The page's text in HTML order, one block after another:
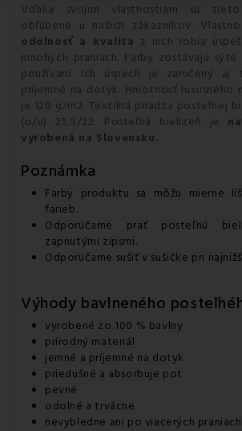
Vďaka svojim vlastnostiam sú
obľúbené u našich zákazníkov.
odolnosť a kvalita z nich robia
mnohých praniach. Farby zostávajú
používaní. Ich úspech je zaručený aj
príjemné na dotyk. Hmotnosť luxusného
je 120 g/m2. Textilná priadza posteľnej
(o/u) 25,5/22. Posteľná bielizeň je
vyrobená na Slovensku.
Poznámka
Farby produktu sa môžu mierne
farieb.
Odporúčame prať posteľnú
zapnutými zipsmi.
Odporúčame sušiť v sušičke pri
Výhody bavlneného
vyrobené zo 100 % bavlny
prírodný materiál
jemné a príjemné na dotyk
priedušné a absorbuje pot
pevné
odolné a trvácne
nevybledne ani po viacerých praniach